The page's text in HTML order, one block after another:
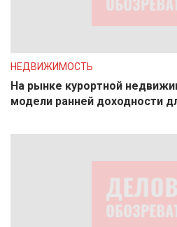
НЕДВИЖИМОСТЬ
На рынке курортной
модели ранней доходности